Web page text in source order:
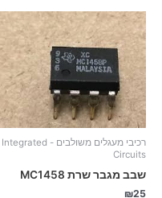
רכיבי מעגלים משולבים - Integrated
Circuits
שבב מגבר שרת MC1458
₪25